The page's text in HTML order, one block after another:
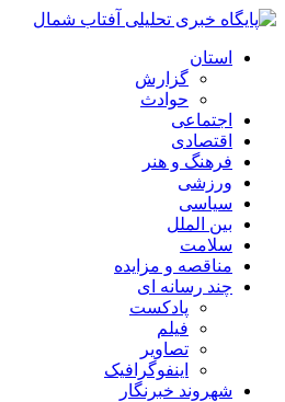
استان
گزارش
حوادث
اجتماعی
اقتصادی
فرهنگ و هنر
ورزشی
سیاسی
بین الملل
سلامت
مناقصه و مزایده
چند رسانه ای
پادکست
فیلم
تصاویر
اینفوگرافیک
شهروند خبرنگار